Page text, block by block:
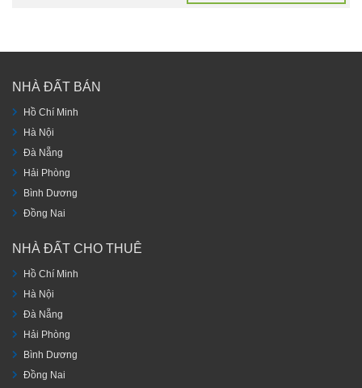
NHÀ ĐẤT BÁN
Hồ Chí Minh
Hà Nội
Đà Nẵng
Hải Phòng
Bình Dương
Đồng Nai
NHÀ ĐẤT CHO THUÊ
Hồ Chí Minh
Hà Nội
Đà Nẵng
Hải Phòng
Bình Dương
Đồng Nai